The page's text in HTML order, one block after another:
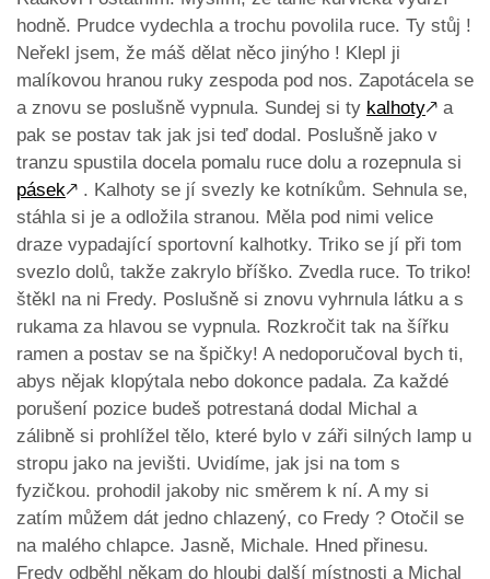
hodně. Prudce vydechla a trochu povolila ruce. Ty stůj !
Neřekl jsem, že máš dělat něco jinýho ! Klepl ji
malíkovou hranou ruky zespoda pod nos. Zapotácela se
a znovu se poslušně vypnula. Sundej si ty kalhoty🡕 a
pak se postav tak jak jsi teď dodal. Poslušně jako v
tranzu spustila docela pomalu ruce dolu a rozepnula si
pásek🡕 . Kalhoty se jí svezly ke kotníkům. Sehnula se,
stáhla si je a odložila stranou. Měla pod nimi velice
draze vypadající sportovní kalhotky. Triko se jí při tom
svezlo dolů, takže zakrylo bříško. Zvedla ruce. To triko!
štěkl na ni Fredy. Poslušně si znovu vyhrnula látku a s
rukama za hlavou se vypnula. Rozkročit tak na šířku
ramen a postav se na špičky! A nedoporučoval bych ti,
abys nějak klopýtala nebo dokonce padala. Za každé
porušení pozice budeš potrestaná dodal Michal a
zálibně si prohlížel tělo, které bylo v záři silných lamp u
stropu jako na jevišti. Uvidíme, jak jsi na tom s
fyzičkou. prohodil jakoby nic směrem k ní. A my si
zatím můžem dát jedno chlazený, co Fredy ? Otočil se
na malého chlapce. Jasně, Michale. Hned přinesu.
Fredy odběhl někam do hloubi další místnosti a Michal